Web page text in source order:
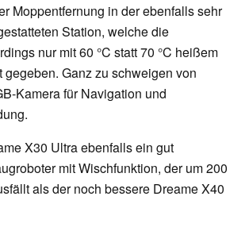
Moppentfernung in der ebenfalls sehr
Station, welche die
nur mit 60 °C statt 70 °C heißem
gegeben. Ganz zu schweigen von
Kamera für Navigation und
X30 Ultra ebenfalls ein gut
mit Wischfunktion, der um 200
als der noch bessere Dreame X40